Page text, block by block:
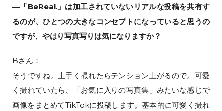
—「BeReal.」は加工されていないリアルな投稿を共有す
るのが、ひとつの大きなコンセプトになっていると思うの
ですが、やはり写真写りは気になりますか？
Bさん：
そうですね。上手く撮れたらテンション上がるので。可愛
く撮れていたら、「お気に入りの写真集」みたいな感じで
画像をまとめてTikTokに投稿します。基本的に可愛く撮れ